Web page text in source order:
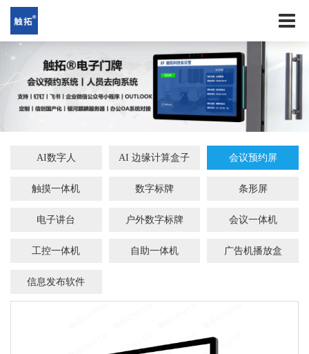
AI数字人 AI 边缘计算盒子 会议预约屏
触摸一体机 数字标牌 条形屏
电子讲台 户外数字标牌 会议一体机
工控一体机 自助一体机 广告机播放盒
信息发布软件